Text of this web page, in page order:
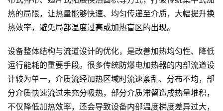
热的局限，让热量能够快速、均匀传递至介质，大幅提升换
热效率，避免局部温度过高或加热盲区的出现。
设备整体结构与流道设计的优化，是改善加热均匀性、降低
运行能耗的重要手段。很多传统防爆电加热器的内部流道设
计较为单一，介质流经加热区域时流速紊乱、分布不均，部
分介质快速流过未充分吸热，部分介质滞留造成热量堆积，
不仅降低加热效率，还会导致设备内部温度梯度差异过大，